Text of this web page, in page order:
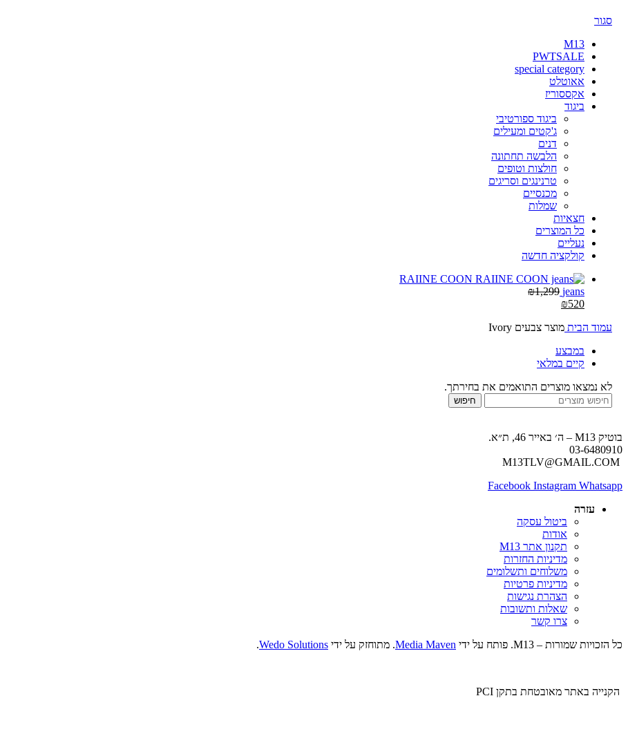
סגור
M13
PWTSALE
special category
אאוטלט
אקססוריז
ביגוד
ביגוד ספורטיבי
ג'קטים ומעילים
דנים
הלבשה תחתונה
חולצות וטופים
טרנינגים וסריגים
מכנסיים
שמלות
חצאיות
כל המוצרים
נעליים
קולקציה חדשה
RAIINE COON
jeans
₪1,299
₪520
עמוד הבית מוצר צבעים Ivory
במבצע
קיים במלאי
לא נמצאו מוצרים התואמים את בחירתך.
חיפוש
בוטיק M13 – ה׳ באייר 46, ת״א.
03-6480910
Facebook Instagram Whatsapp
עזרה
ביטול עסקה
אודות
תקנון אתר M13
מדיניות החזרות
משלוחים ותשלומים
מדיניות פרטיות
הצהרת נגישות
שאלות ותשובות
צרו קשר
כל הזכויות שמורות – M13. פותח על ידי
Media Maven. מתוחזק על ידי Wedo Solutions
.
הקנייה באתר מאובטחת בתקן PCI